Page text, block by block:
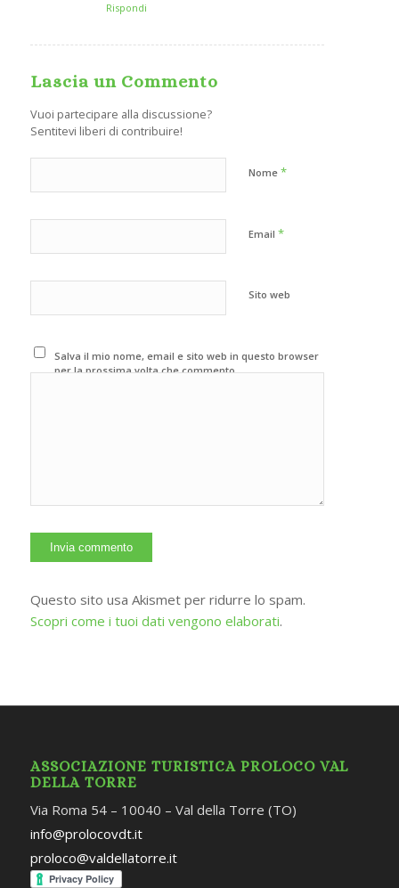
Rispondi
Lascia un Commento
Vuoi partecipare alla discussione?
Sentitevi liberi di contribuire!
Nome *
Email *
Sito web
Salva il mio nome, email e sito web in questo browser
per la prossima volta che commento.
Questo sito usa Akismet per ridurre lo spam.
Scopri come i tuoi dati vengono elaborati.
ASSOCIAZIONE TURISTICA PROLOCO VAL
DELLA TORRE
Via Roma 54 – 10040 – Val della Torre (TO)
info@prolocovdt.it
proloco@valdellatorre.it